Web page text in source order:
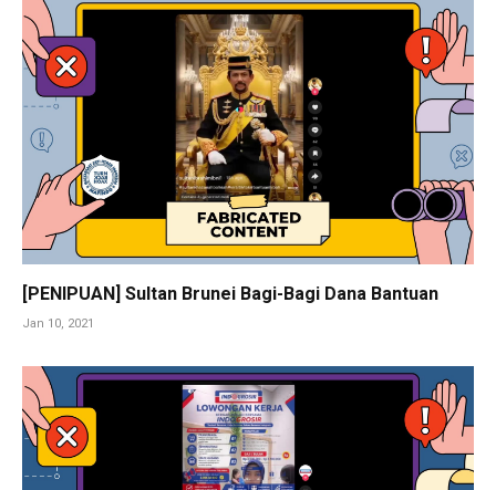
[PENIPUAN] Sultan Brunei Bagi-Bagi Dana Bantuan
Jan 10, 2021